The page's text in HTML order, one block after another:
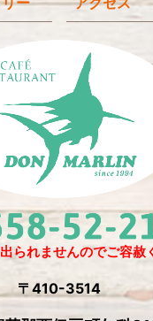
2025年6月(3)
2025年4月
(2)
2025年3月
(2)
2025年2月
(6)
2024年12月
(1)
2024年11月
2024年10月(1)
2024年9月(5)
られませんのでご容赦
〒410-3514